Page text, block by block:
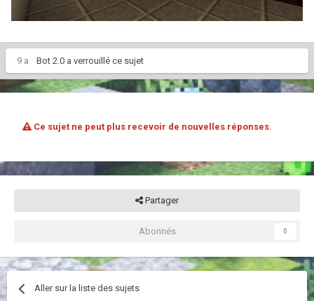
9 a Bot 2.0 a verrouillé ce sujet
Ce sujet ne peut plus recevoir de nouvelles réponses.
Partager
Abonnés 0
Aller sur la liste des sujets